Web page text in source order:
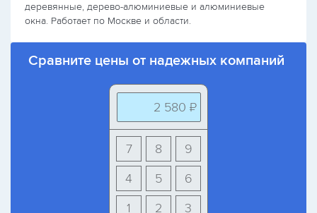
деревянные, дерево-алюминиевые и алюминиевые
окна. Работает по Москве и области.
Сравните цены от надежных компаний
2 580 ₽
9
8
7
6
5
4
3
2
1